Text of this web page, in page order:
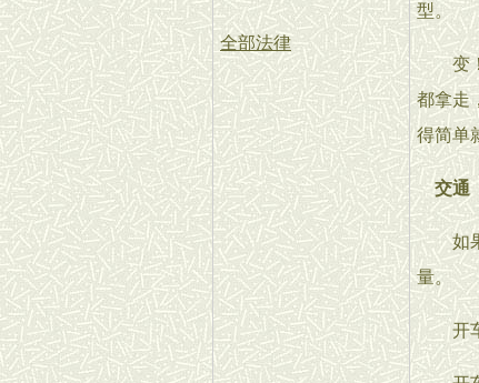
全部法律
型。
变！收
都拿走
得简单
交通
如果去
量。
开车出